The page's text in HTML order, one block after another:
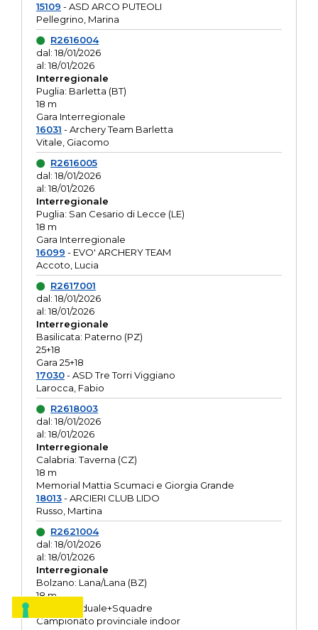
15109 - ASD ARCO PUTEOLI
Pellegrino, Marina
R2616004
dal: 18/01/2026
al: 18/01/2026
Interregionale
Puglia: Barletta (BT)
18 m
Gara Interregionale
16031 - Archery Team Barletta
Vitale, Giacomo
R2616005
dal: 18/01/2026
al: 18/01/2026
Interregionale
Puglia: San Cesario di Lecce (LE)
18 m
Gara Interregionale
16099 - EVO' ARCHERY TEAM
Accoto, Lucia
R2617001
dal: 18/01/2026
al: 18/01/2026
Interregionale
Basilicata: Paterno (PZ)
25+18
Gara 25+18
17030- ASD Tre Torri Viggiano
Larocca, Fabio
R2618003
dal: 18/01/2026
al: 18/01/2026
Interregionale
Calabria: Taverna (CZ)
18 m
Memorial Mattia Scumaci e Giorgia Grande
18013- ARCIERI CLUB LIDO
Russo, Martina
R2621004
dal: 18/01/2026
al: 18/01/2026
Interregionale
Bolzano: Lana/Lana (BZ)
18 m
O.R. Individuale+Squadre
Campionato provinciale indoor